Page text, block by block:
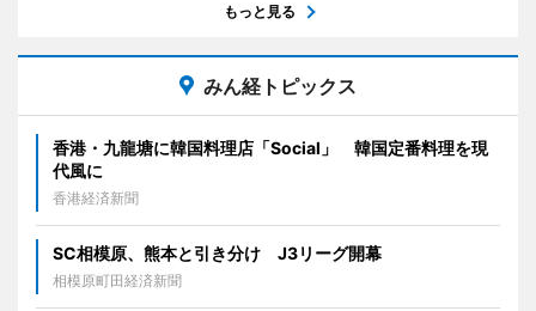
もっと見る
みん経トピックス
香港・九龍塘に韓国料理店「Social」 韓国定番料理を現
代風に
香港経済新聞
SC相模原、熊本と引き分け J3リーグ開幕
相模原町田経済新聞